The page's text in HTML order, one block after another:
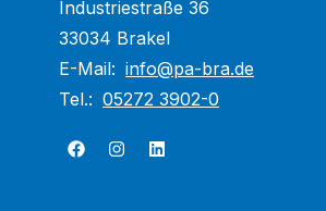
Industriestraße 36
33034 Brakel
E-Mail: info@pa-bra.de
Tel.: 05272 3902-0